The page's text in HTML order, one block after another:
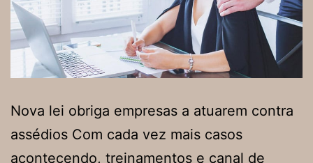
Nova lei obriga empresas a atuarem contra
assédios Com cada vez mais casos
acontecendo, treinamentos e canal de